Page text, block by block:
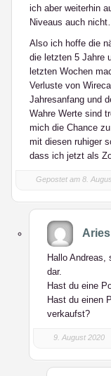
ich aber weiterhin
Niveaus auch
Also ich hoffe die
die letzten 5 Jahre
letzten Wochen
Verluste von
Jahresanfang und
Wahre Werte sind
mich die Chance
mit diesen ruhiger
dass ich jetzt als
Gepostet am 8.
Hallo
dar.
Hast du eine
Hast du einen
verkaufst?
9. August 2020